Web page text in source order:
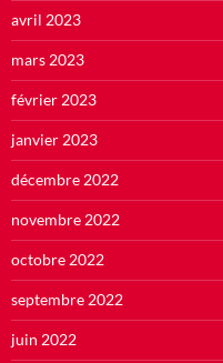
avril 2023
mars 2023
février 2023
janvier 2023
décembre 2022
novembre 2022
octobre 2022
septembre 2022
juin 2022